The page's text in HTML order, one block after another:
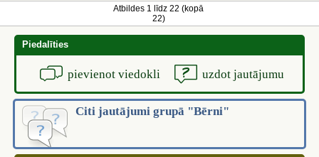
Atbildes 1 līdz 22 (kopā
22)
Piedalīties
pievienot viedokli uzdot jautājumu
Citi jautājumi grupā "Bērni"